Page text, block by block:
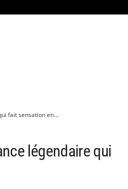
fait sensation en...
légendaire qui